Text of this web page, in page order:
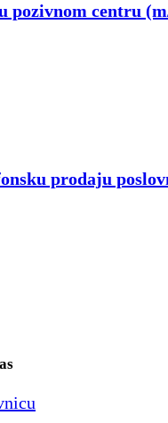
pozivnom centru
prodaju